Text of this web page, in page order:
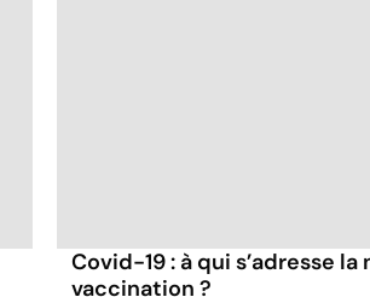
Covid-19 : à qui s’adresse
vaccination ?